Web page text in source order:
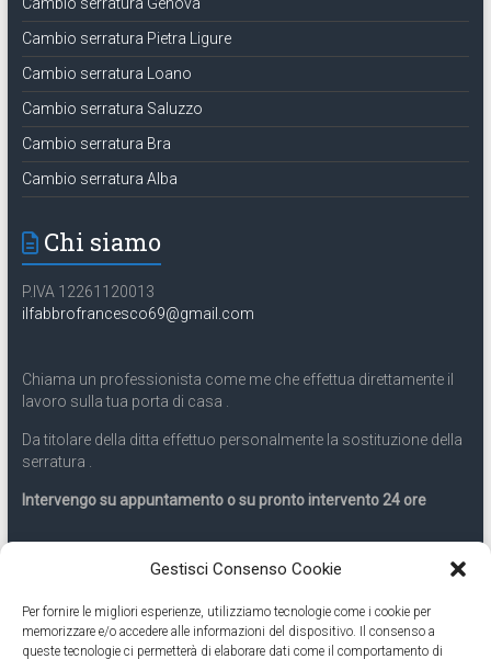
Gestisci Consenso Cookie
Per fornire le migliori esperienze, utilizziamo tecnologie come i cookie per
memorizzare e/o accedere alle informazioni del dispositivo. Il consenso a
queste tecnologie ci permetterà di elaborare dati come il comportamento di
Cambio serratura Pietra Ligure
Cambio serratura Loano
Cambio serratura Saluzzo
Cambio serratura Bra
Cambio serratura Alba
Chi siamo
P.IVA 12261120013
ilfabbrofrancesco69@gmail.com
Chiama un professionista come me che effettua direttamente il
lavoro sulla tua porta di casa .
Da titolare della ditta effettuo personalmente la sostituzione della
serratura .
Intervengo su appuntamento o su pronto intervento 24 ore
Servizio 24 ore
Cell331.9899963